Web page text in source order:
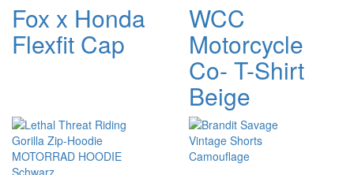
Fox x Honda
Flexfit Cap
WCC
Motorcycle
Co- T-Shirt
Beige